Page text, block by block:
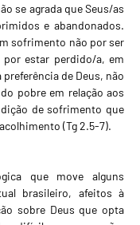
se agrada que Seus/as
e abandonados.
sofrimento não por ser
estar perdido/a, em
de Deus, não
pobre em relação aos
de sofrimento que
(Tg 2.5-7).
que move alguns
brasileiro, afeitos à
sobre Deus que opta